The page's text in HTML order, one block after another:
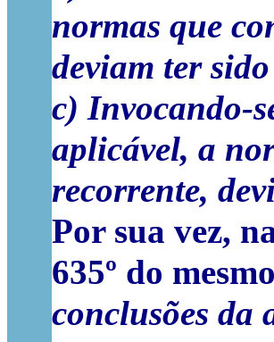
normas que
deviam ter
c) Invocando-
aplicável, a
recorrente,
Por sua vez,
635º do
conclusões da